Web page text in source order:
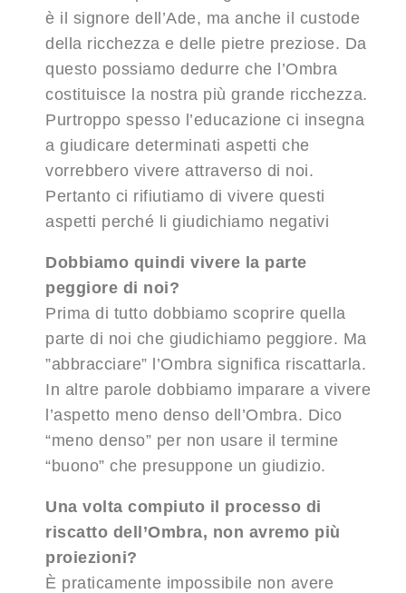
è il signore dell’Ade, ma anche il custode
della ricchezza e delle pietre preziose. Da
questo possiamo dedurre che l’Ombra
costituisce la nostra più grande ricchezza.
Purtroppo spesso l’educazione ci insegna
a giudicare determinati aspetti che
vorrebbero vivere attraverso di noi.
Pertanto ci rifiutiamo di vivere questi
aspetti perché li giudichiamo negativi
Dobbiamo quindi vivere la parte
peggiore di noi?
Prima di tutto dobbiamo scoprire quella
parte di noi che giudichiamo peggiore. Ma
”abbracciare” l’Ombra significa riscattarla.
In altre parole dobbiamo imparare a vivere
l’aspetto meno denso dell’Ombra. Dico
“meno denso” per non usare il termine
“buono” che presuppone un giudizio.
Una volta compiuto il processo di
riscatto dell’Ombra, non avremo più
proiezioni?
È praticamente impossibile non avere